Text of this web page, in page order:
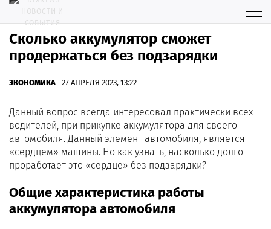
Сколько аккумулятор сможет
продержаться без подзарядки
ЭКОНОМИКА 27 АПРЕЛЯ 2023, 13:22
Данный вопрос всегда интересовал практически всех
водителей, при прикупке аккумулятора для своего
автомобиля. Данный элемент автомобиля, является
«сердцем» машины. Но как узнать, насколько долго
проработает это «сердце» без подзарядки?
Общие характеристика работы
аккумулятора автомобиля